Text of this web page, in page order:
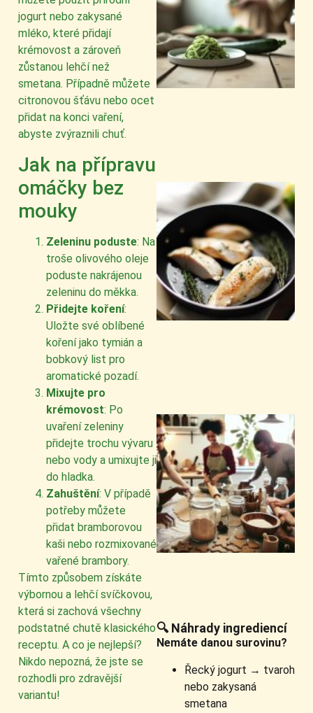
jogurt nebo zakysané
mléko, které přidají
krémovost a zároveň
zůstanou lehčí než
smetana. Případně můžete
citronovou šťávu nebo ocet
přidat na konci vaření,
abyste zvýraznili chuť.
Jak na přípravu
omáčky bez
mouky
Zeleninu poduste: Na
troše olivového oleje
poduste nakrájenou
zeleninu do měkka.
Přidejte koření:
Uložte své oblíbené
koření jako tymián a
bobkový list pro
aromatické pozadí.
Mixujte pro
krémovost: Po
uvaření zeleniny
přidejte trochu vývaru
nebo vody a umixujte ji
do hladka.
Zahuštění: V případě
potřeby můžete
přidat bramborovou
kaši nebo rozmixované
vařené brambory.
Tímto způsobem získáte
výbornou a lehčí svíčkovou,
která si zachová všechny
podstatné chutě klasického
receptu. A co je nejlepší?
Nikdo nepozná, že jste se
rozhodli pro zdravější
variantu!
🔍 Náhrady ingrediencí
Nemáte danou surovinu?
Řecký jogurt → tvaroh
nebo zakysaná
smetana